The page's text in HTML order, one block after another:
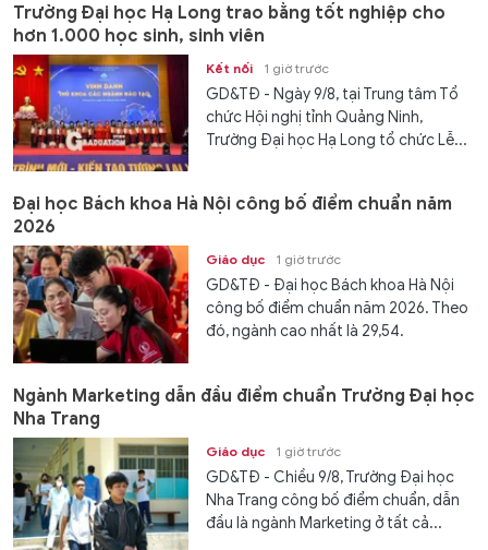
Trường Đại học Hạ Long trao bằng tốt nghiệp cho
hơn 1.000 học sinh, sinh viên
Kết nối 1 giờ trước
GD&TĐ - Ngày 9/8, tại Trung tâm Tổ
chức Hội nghị tỉnh Quảng Ninh,
Trường Đại học Hạ Long tổ chức Lễ...
Đại học Bách khoa Hà Nội công bố điểm chuẩn năm
2026
Giáo dục 1 giờ trước
GD&TĐ - Đại học Bách khoa Hà Nội
công bố điểm chuẩn năm 2026. Theo
đó, ngành cao nhất là 29,54.
Ngành Marketing dẫn đầu điểm chuẩn Trường Đại học
Nha Trang
Giáo dục 1 giờ trước
GD&TĐ - Chiều 9/8, Trường Đại học
Nha Trang công bố điểm chuẩn, dẫn
đầu là ngành Marketing ở tất cả...